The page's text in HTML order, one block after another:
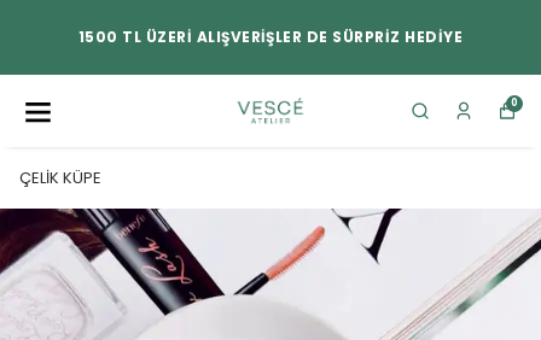
1500 TL ÜZERİ ALIŞVERİŞLER DE SÜRPRİZ HEDİYE
0
ÇELİK KÜPE